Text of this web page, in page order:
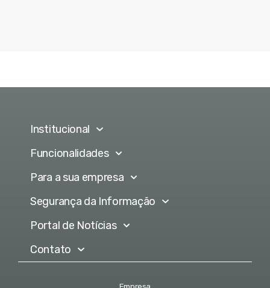
Institucional
Funcionalidades
Para a sua empresa
Segurança da Informação
Portal de Notícias
Contato